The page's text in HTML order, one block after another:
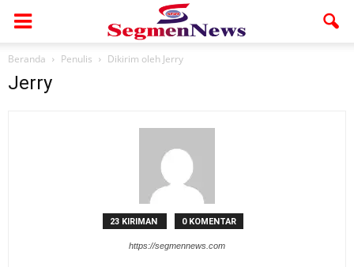
Beranda Penulis Dikirim oleh Jerry
Jerry
23 KIRIMAN 0 KOMENTAR
https://segmennews.com